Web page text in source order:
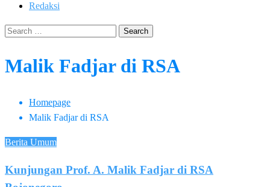
Redaksi
Search
Malik Fadjar di RSA
Homepage
Malik Fadjar di RSA
Berita Umum
Kunjungan Prof. A. Malik Fadjar di RSA